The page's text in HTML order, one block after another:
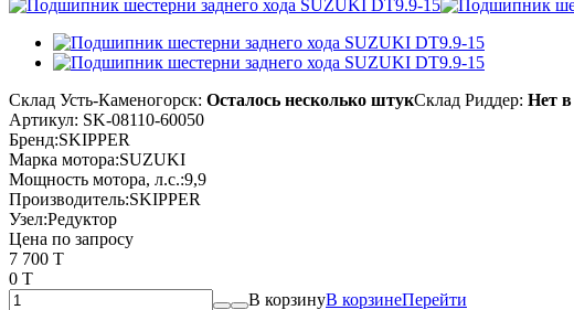
Склад Усть-Каменогорск: Осталось несколько штукСклад Риддер: Нет
Артикул: SK-08110-60050
Бренд:SKIPPER
Марка мотора:SUZUKI
Мощность мотора, л.с.:9,9
Производитель:SKIPPER
Узел:Редуктор
Цена по запросу
7 700 T
0 T
В корзинуВ корзинеПерейти